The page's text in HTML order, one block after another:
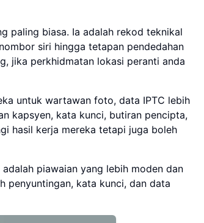
paling biasa. Ia adalah rekod teknikal
siri hingga tetapan pendedahan
jika perkhidmatan lokasi peranti anda
untuk wartawan foto, data IPTC lebih
kapsyen, kata kunci, butiran pencipta,
hasil kerja mereka tetapi juga boleh
piawaian yang lebih moden dan
penyuntingan, kata kunci, dan data